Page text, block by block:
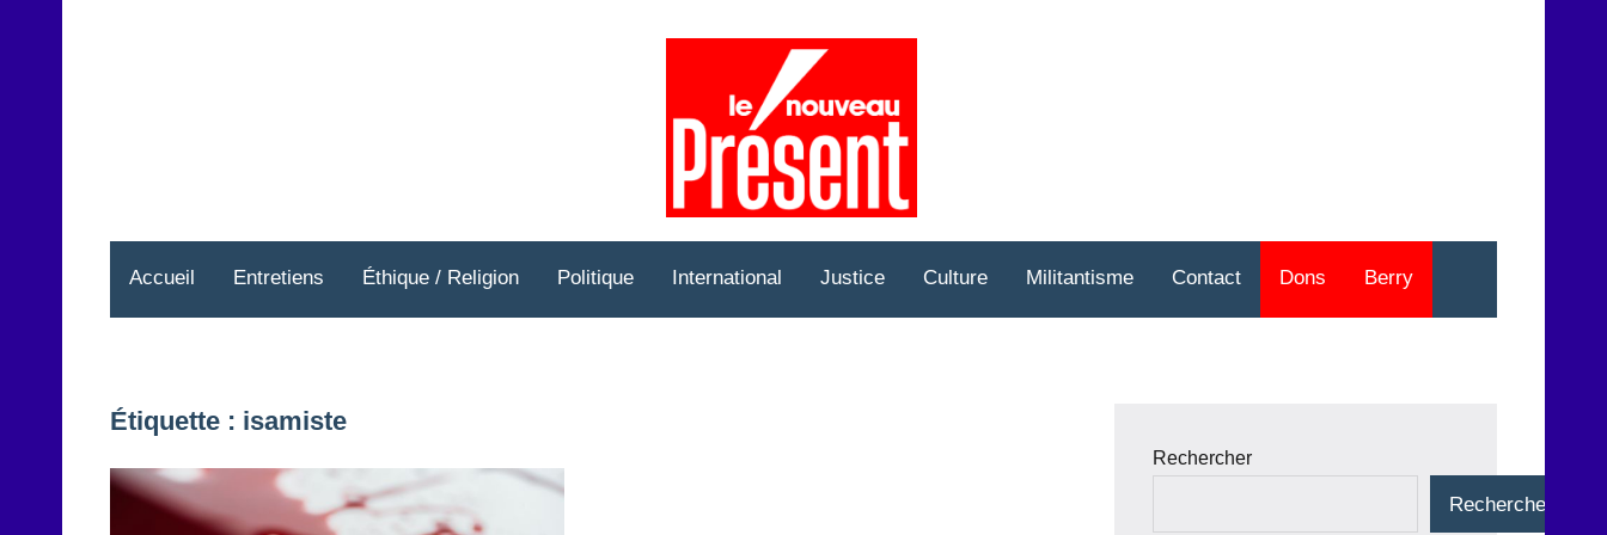
Accueil Entretiens Éthique / Religion Politique International Justice Culture Militantisme Contact Dons Berry
Étiquette : isamiste
Rechercher
Rechercher